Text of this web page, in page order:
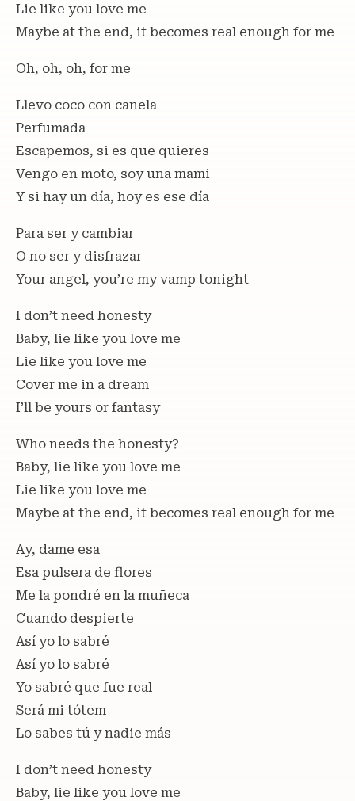
Lie like you love me
Maybe at the end, it becomes real enough for me
Oh, oh, oh, for me
Llevo coco con canela
Perfumada
Escapemos, si es que quieres
Vengo en moto, soy una mami
Y si hay un día, hoy es ese día
Para ser y cambiar
O no ser y disfrazar
Your angel, you’re my vamp tonight
I don’t need honesty
Baby, lie like you love me
Lie like you love me
Cover me in a dream
I’ll be yours or fantasy
Who needs the honesty?
Baby, lie like you love me
Lie like you love me
Maybe at the end, it becomes real enough for me
Ay, dame esa
Esa pulsera de flores
Me la pondré en la muñeca
Cuando despierte
Así yo lo sabré
Así yo lo sabré
Yo sabré que fue real
Será mi tótem
Lo sabes tú y nadie más
I don’t need honesty
Baby, lie like you love me